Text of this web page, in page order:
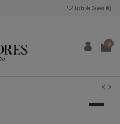
Lista de Deseos (0)
0